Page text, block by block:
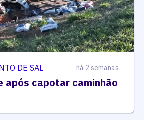
DE SAL há 2 semanas
após capotar caminhão